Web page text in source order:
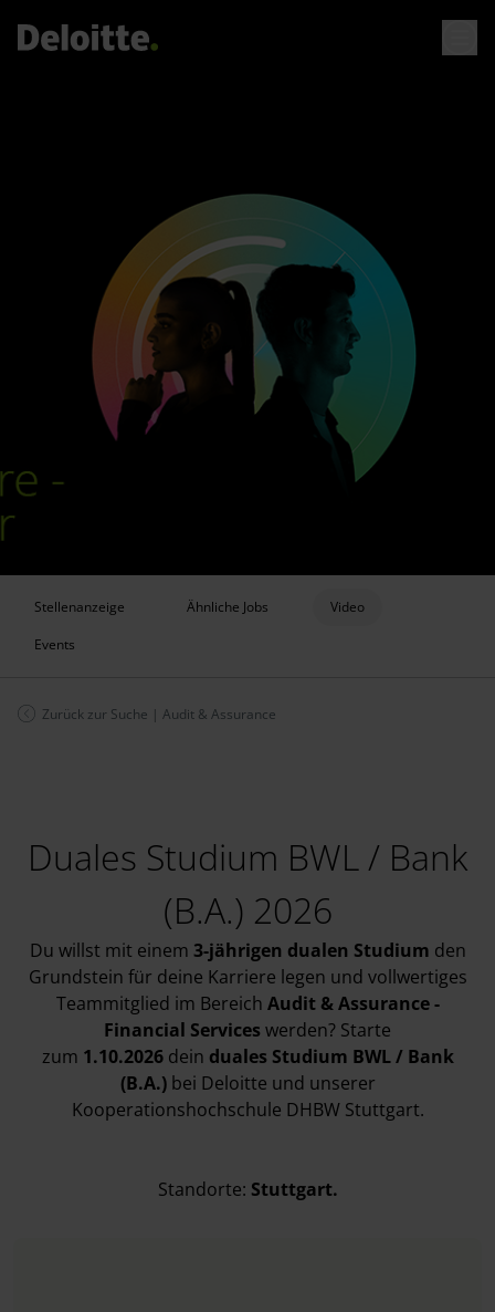
Stellenanzeige Ähnliche Jobs
Video
Events
Zurück zur Suche | Audit & Assurance
Duales Studium BWL / Bank
(B.A.) 2026
Du willst mit einem 3-jährigen dualen Studium den
Grundstein für deine Karriere legen und vollwertiges
Teammitglied im Bereich Audit & Assurance -
Financial Services werden? Starte
zum 1.10.2026dein duales Studium BWL / Bank
(B.A.)bei Deloitte und unserer
Kooperationshochschule DHBW Stuttgart.
Standorte: Stuttgart.